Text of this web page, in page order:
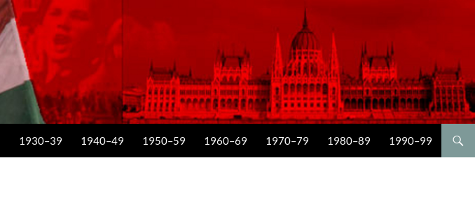
1930–39 1940–49 1950–59 1960–69 1970–79 1980–89 1990–99